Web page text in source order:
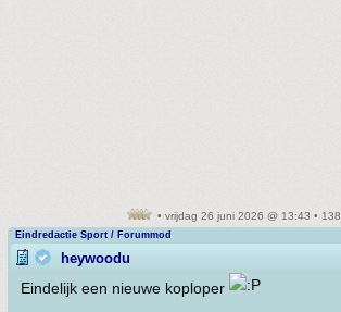
• vrijdag 26 juni 2026 @ 13:43 • 138
Eindredactie Sport / Forummod
heywoodu
Eindelijk een nieuwe koploper